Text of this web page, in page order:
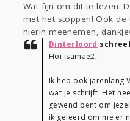
Wat fijn om dit te lezen.
met het stoppen! Ook
hierin meenemen,
Dinterloord
Hoi isamae2,
Ik heb ook jarenlang
wat je schrijft. Het
gewend bent om
ik geleerd om me er